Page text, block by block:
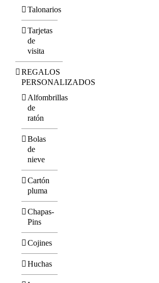
Talonarios
Tarjetas
de
visita
REGALOS
PERSONALIZADOS
Alfombrillas
de
ratón
Bolas
de
nieve
Cartón
pluma
Chapas-
Pins
Cojines
Huchas